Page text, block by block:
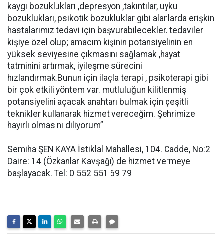
kaygı bozuklukları ,depresyon ,takıntılar, uyku
bozuklukları, psikotik bozukluklar gibi alanlarda erişkin
hastalarımız tedavi için başvurabilecekler. tedaviler
kişiye özel olup; amacım kişinin potansiyelinin en
yüksek seviyesine çıkmasını sağlamak ,hayat
tatminini artırmak, iyileşme sürecini
hızlandırmak.Bunun için ilaçla terapi , psikoterapi gibi
bir çok etkili yöntem var. mutluluğun kilitlenmiş
potansiyelini açacak anahtarı bulmak için çeşitli
teknikler kullanarak hizmet vereceğim. Şehrimize
hayırlı olmasını diliyorum”
Semiha ŞEN KAYA İstiklal Mahallesi, 104. Cadde, No:2
Daire: 14 (Özkanlar Kavşağı) de hizmet vermeye
başlayacak. Tel: 0 552 551 69 79